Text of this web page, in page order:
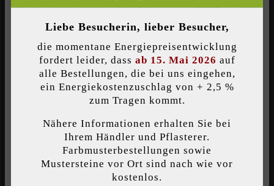
Komfort (Seitenfunktionalität) Inaktiv
Inaktiv
Individuelle Cookies akzeptieren
Funktionalität bieten zu können...Mehr Informationen
Individuelle Einstellungen
Liebe Besucherin, lieber Besucher,
die momentane Energiepreisentwicklung
fordert leider, dass ab 15. Mai 2026 auf
alle Bestellungen, die bei uns eingehen,
ein Energiekostenzuschlag von + 2,5 %
zum Tragen kommt.
Nähere Informationen erhalten Sie bei
Ihrem Händler und Pflasterer.
Farbmusterbestellungen sowie
Mustersteine vor Ort sind nach wie vor
kostenlos.